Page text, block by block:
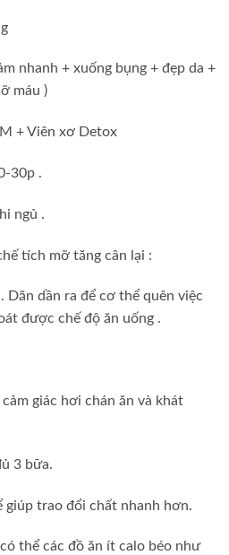
nhanh + xuống bụng + đẹp da +
máu )
+ Viên xơ Detox
30p .
ngủ .
tích mỡ tăng cân lại :
Dãn dần ra để cơ thể quên việc
được chế độ ăn uống .
giác hơi chán ăn và khát
3 bữa.
trao đổi chất nhanh hơn.
thể các đồ ăn ít calo béo như